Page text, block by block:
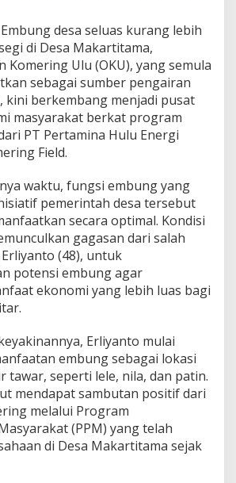
a
k
a
r
t
i
t
a
m
P
H
E
O
g
a
n
K
o
r
i
n
g
D
o
r
o
Embung desa seluas kurang lebih
di Desa Makartitama,
Komering Ulu (OKU), yang semula
sebagai sumber pengairan
kini berkembang menjadi pusat
masyarakat berkat program
PT Pertamina Hulu Energi
Field.
waktu, fungsi embung yang
pemerintah desa tersebut
secara optimal. Kondisi
gagasan dari salah
(48), untuk
potensi embung agar
ekonomi yang lebih luas bagi
Erliyanto mulai
embung sebagai lokasi
tawar, seperti lele, nila, dan patin.
mendapat sambutan positif dari
melalui Program
(PPM) yang telah
di Desa Makartitama sejak